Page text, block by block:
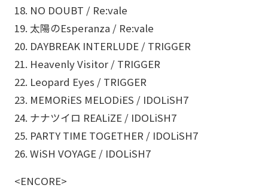
18. NO DOUBT / Re:vale
19. 太陽のEsperanza / Re:vale
20. DAYBREAK INTERLUDE / TRIGGER
21. Heavenly Visitor / TRIGGER
22. Leopard Eyes / TRIGGER
23. MEMORiES MELODiES / IDOLiSH7
24. ナナツイロ REALiZE / IDOLiSH7
25. PARTY TIME TOGETHER / IDOLiSH7
26. WiSH VOYAGE / IDOLiSH7
<ENCORE>